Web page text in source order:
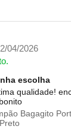
04/2026
escolha
qualidade!
Bagagito